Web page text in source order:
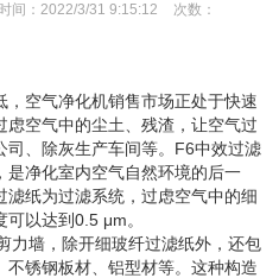
时间： 2022/3/31 9:15:12 次数：
空气净化机销售市场正处于快速
空气中的尘土、残渣，让空气过
、除灰生产车间等。F6中效过滤
净化室内空气自然环境的后一
纸为过滤系统，过虑空气中的细
以达到0.5 μm。
力墙，除开细玻纤过滤纸外，还包
锈钢板材、铝型材等。这种构造